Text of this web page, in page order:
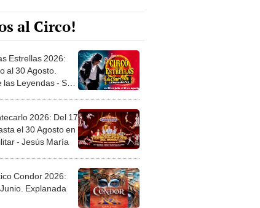
al Circo!
Estrellas 2026:
al 30 Agosto.
Leyendas - San
2026: Del 17
el 30 Agosto en
- Jesús María
Condor 2026:
Explanada